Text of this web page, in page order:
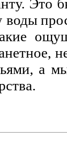
Это
воды
а